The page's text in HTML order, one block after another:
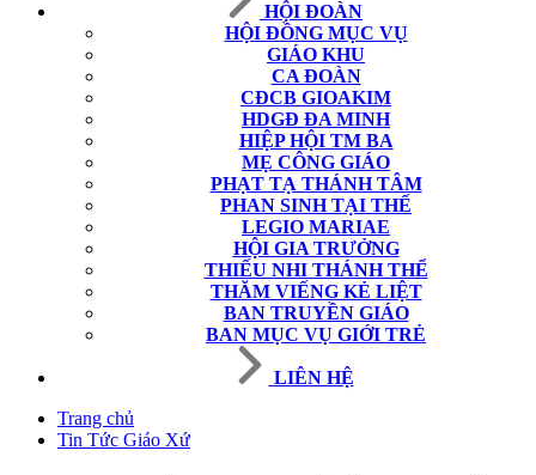
HỘI ĐOÀN
HỘI ĐỒNG MỤC VỤ
GIÁO KHU
CA ĐOÀN
CĐCB GIOAKIM
HDGĐ ĐA MINH
HIỆP HỘI TM BA
MẸ CÔNG GIÁO
PHẠT TẠ THÁNH TÂM
PHAN SINH TẠI THẾ
LEGIO MARIAE
HỘI GIA TRƯỞNG
THIẾU NHI THÁNH THỂ
THĂM VIẾNG KẺ LIỆT
BAN TRUYỀN GIÁO
BAN MỤC VỤ GIỚI TRẺ
LIÊN HỆ
Trang chủ
Tin Tức Giáo Xứ